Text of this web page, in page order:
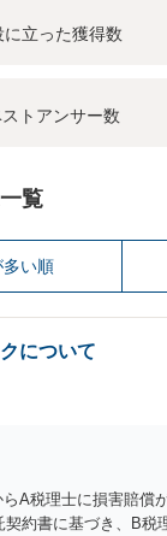
覧
多い順
について
A税理士に損害賠償
約書に基づき、B税